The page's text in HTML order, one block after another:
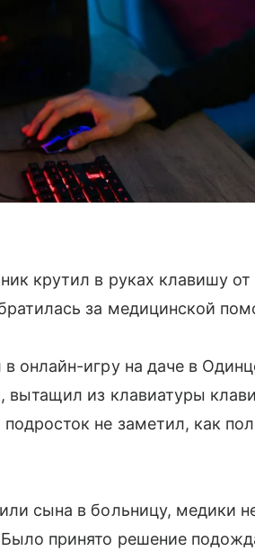
крутил в руках клавишу
за медицинской
в онлайн-игру на даче в
вытащил из клавиатуры
не заметил, как
сына в больницу, медики
принято решение